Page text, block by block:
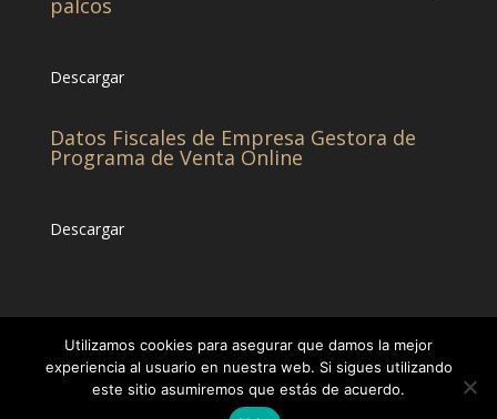
palcos
Descargar
Datos Fiscales de Empresa Gestora de
Programa de Venta Online
Descargar
© CHCC -Diseñado por Eticonsa [Privacidad &
Utilizamos cookies para asegurar que damos la mejor
experiencia al usuario en nuestra web. Si sigues utilizando
este sitio asumiremos que estás de acuerdo.